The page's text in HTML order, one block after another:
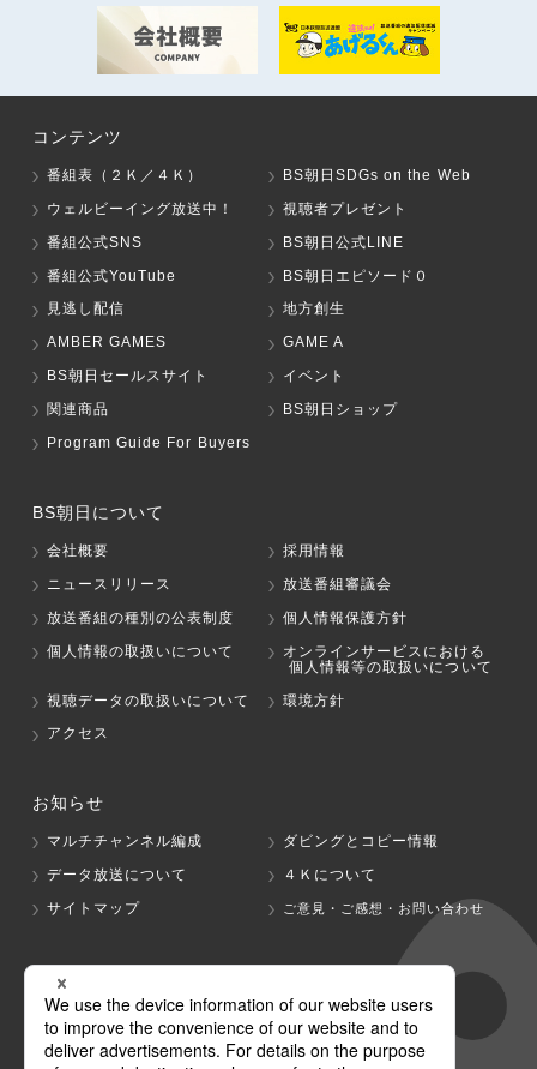
コンテンツ
番組表（２Ｋ／４Ｋ）
BS朝日SDGs on the Web
ウェルビーイング放送中！
視聴者プレゼント
番組公式SNS
BS朝日公式LINE
番組公式YouTube
BS朝日エピソード０
見逃し配信
地方創生
AMBER GAMES
GAME A
BS朝日セールスサイト
イベント
関連商品
BS朝日ショップ
Program Guide For Buyers
BS朝日について
会社概要
採用情報
ニュースリリース
放送番組審議会
放送番組の種別の公表制度
個人情報保護方針
個人情報の取扱いについて
オンラインサービスにおける
個人情報等の取扱いについて
視聴データの取扱いについて
環境方針
アクセス
お知らせ
マルチチャンネル編成
ダビングとコピー情報
データ放送について
４Ｋについて
サイトマップ
ご意見・ご感想・お問い合わせ
グループ会社
テレビ朝日 テレ朝チャンネル